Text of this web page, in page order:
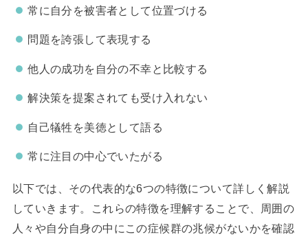
常に自分を被害者として位置づける
問題を誇張して表現する
他人の成功を自分の不幸と比較する
解決策を提案されても受け入れない
自己犠牲を美徳として語る
常に注目の中心でいたがる
以下では、その代表的な6つの特徴について詳しく解説
していきます。これらの特徴を理解することで、周囲の
人々や自分自身の中にこの症候群の兆候がないかを確認